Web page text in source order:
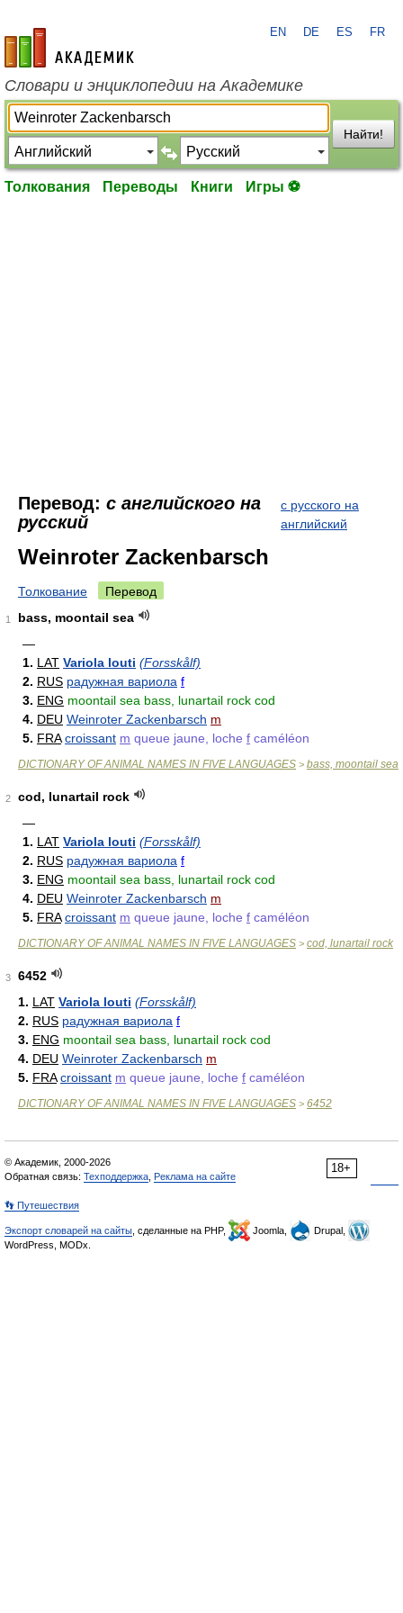
academic.ru
EN DE ES FR
Словари и энциклопедии на Академике
Найти!
Толкования Переводы Книги Игры ⚽
Перевод: с английского на
русский
с русского на
английский
Weinroter Zackenbarsch
Толкование Перевод
1
bass, moontail sea
—
1. LAT Variola louti (Forsskålf)
2. RUS радужная вариола f
3. ENG moontail sea bass, lunartail rock cod
4. DEU Weinroter Zackenbarsch m
5. FRA croissant m queue jaune, loche f caméléon
DICTIONARY OF ANIMAL NAMES IN FIVE LANGUAGES > bass, moontail sea
2
cod, lunartail rock
—
1. LAT Variola louti (Forsskålf)
2. RUS радужная вариола f
3. ENG moontail sea bass, lunartail rock cod
4. DEU Weinroter Zackenbarsch m
5. FRA croissant m queue jaune, loche f caméléon
DICTIONARY OF ANIMAL NAMES IN FIVE LANGUAGES > cod, lunartail rock
3
6452
1. LAT Variola louti (Forsskålf)
2. RUS радужная вариола f
3. ENG moontail sea bass, lunartail rock cod
4. DEU Weinroter Zackenbarsch m
5. FRA croissant m queue jaune, loche f caméléon
DICTIONARY OF ANIMAL NAMES IN FIVE LANGUAGES > 6452
18+
© Академик, 2000-2026
Обратная связь: Техподдержка Реклама на сайте
👣 Путешествия
Экспорт словарей на сайты , сделанные на PHP, Joomla,
Drupal,
WordPress, MODx.